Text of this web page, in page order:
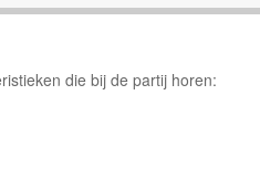
die bij de partij horen: